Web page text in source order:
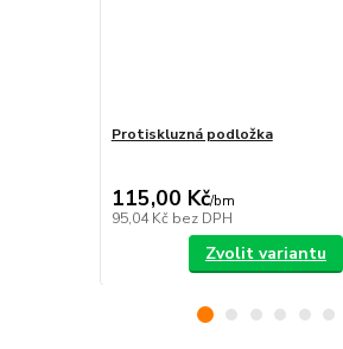
Protiskluzná podložka
115,00 Kč/bm
95,04 Kč bez DPH
Zvolit variantu